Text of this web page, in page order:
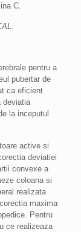
C.
pentru a
pubertar de
ca eficient
deviatia
la inceputul
active si
deviatiei
convexe a
coloana si
realizata
maxima
Pentru
ce realizeaza